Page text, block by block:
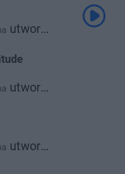
utwor
utwor
utwor